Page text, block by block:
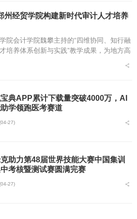
州经贸学院构建新时代审计人才培养
院会计学院魏攀主持的“四维协同、知行融
培养体系创新与实践”教学成果，为地方高
了可复制、可推广的新范式。当前，审计
典APP累计下载量突破4000万，AI
学领跑医考赛道
27)
助力第48届世界技能大赛中国集训
中考核暨测试赛圆满完赛
27)